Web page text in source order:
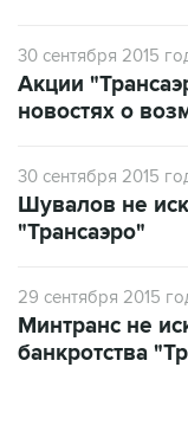
30 сентября 2015
Акции
новостях о
30 сентября 2015
Шувалов не
"Трансаэро"
29 сентября 2015
Минтранс не
банкротства